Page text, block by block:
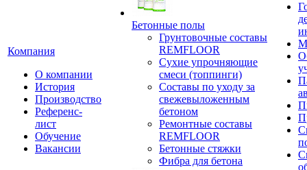
Компания
О компании
История
Производство
Референс-
лист
Обучение
Вакансии
Бетонные полы
Грунтовочные составы
REMFLOOR
Сухие упрочняющие
смеси (топпинги)
Составы по уходу за
свежевыложенным
бетоном
Ремонтные составы
REMFLOOR
Бетонные стяжки
Фибра для бетона